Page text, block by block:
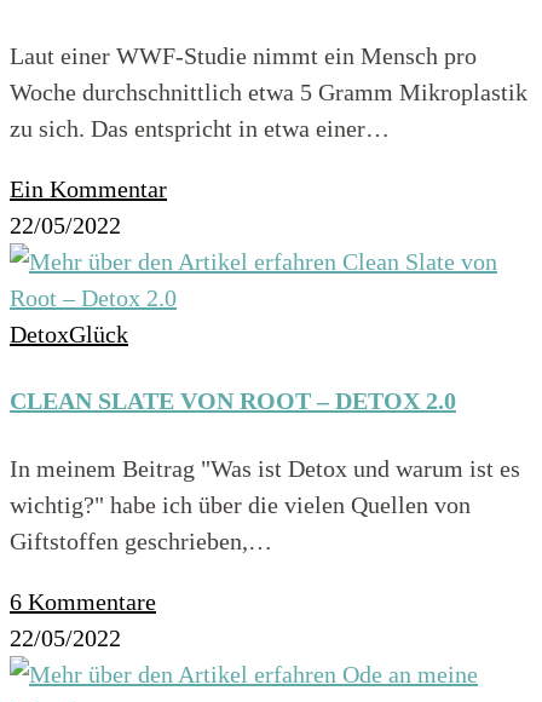
Laut einer WWF-Studie nimmt ein Mensch pro
Woche durchschnittlich etwa 5 Gramm Mikroplastik
zu sich. Das entspricht in etwa einer…
Ein Kommentar
22/05/2022
DetoxGlück
CLEAN SLATE VON ROOT – DETOX 2.0
In meinem Beitrag "Was ist Detox und warum ist es
wichtig?" habe ich über die vielen Quellen von
Giftstoffen geschrieben,…
6 Kommentare
22/05/2022